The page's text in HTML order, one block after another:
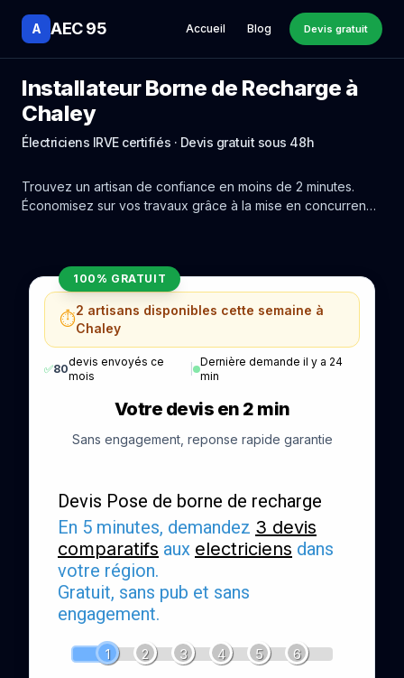
A AEC 95 Accueil Blog Devis gratuit
Installateur Borne de Recharge à
Chaley
Électriciens IRVE certifiés · Devis gratuit sous 48h
Trouvez un artisan de confiance en moins de 2 minutes.
Économisez sur vos travaux grâce à la mise en concurrence
100% GRATUIT
⏱️2 artisans disponibles cette semaine à
Chaley
✅80
devis envoyés ce
mois
Dernière demande il y a 24
min
Votre devis en 2 min
Sans engagement, reponse rapide garantie
Devis Pose de borne de recharge
En 5 minutes, demandez 3 devis
comparatifs aux electriciens dans
votre région.
Gratuit, sans pub et sans
engagement.
1 2 3 4 5 6